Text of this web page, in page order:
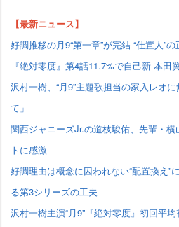
【最新ニュース】
好調推移の月9“第一章”が完結 “仕置人”
『絶対零度』第4話11.7%で自己新 本田
沢村一樹、“月9”主題歌担当の家入レオ
て」
関西ジャニーズJr.の道枝駿佑、先輩・
トに感激
好調理由は概念に囚われない“配置換え
る第3シリーズの工夫
沢村一樹主演“月9”『絶対零度』初回平